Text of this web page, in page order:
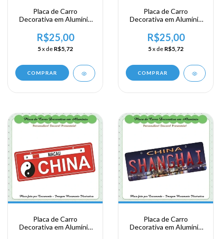
Placa de Carro
Decorativa em Alumínio
Viagem a China - Macau
R$25,00
5x de R$5,72
COMPRAR
Placa de Carro
Decorativa em Alumínio
Viagem a China - Macau
R$25,00
5x de R$5,72
COMPRAR
Placa de Carro
Decorativa em Alumínio
Placa de Carro
Decorativa em Alumínio